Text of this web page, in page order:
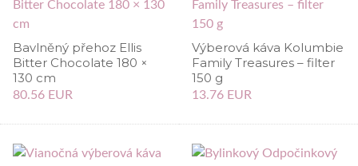
Bavlněný přehoz Ellis
Bitter Chocolate 180 ×
130 cm
80.56 EUR
Výberová káva Kolumbie
Family Treasures – filter
150 g
13.76 EUR